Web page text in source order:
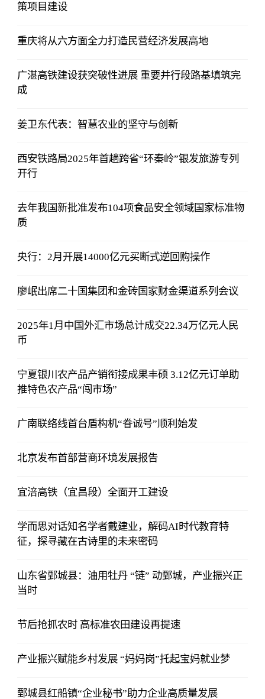
策项目建设
重庆将从六方面全力打造民营经济发展高地
广湛高铁建设获突破性进展 重要并行段路基填筑完
成
姜卫东代表：智慧农业的坚守与创新
西安铁路局2025年首趟跨省“环秦岭”银发旅游专列
开行
去年我国新批准发布104项食品安全领域国家标准物
质
央行：2月开展14000亿元买断式逆回购操作
廖岷出席二十国集团和金砖国家财金渠道系列会议
2025年1月中国外汇市场总计成交22.34万亿元人民
币
宁夏银川农产品产销衔接成果丰硕 3.12亿元订单助
推特色农产品“闯市场”
广南联络线首台盾构机“眷诚号”顺利始发
北京发布首部营商环境发展报告
宜涪高铁（宜昌段）全面开工建设
学而思对话知名学者戴建业，解码AI时代教育特
征，探寻藏在古诗里的未来密码
山东省鄄城县：油用牡丹 “链” 动鄄城，产业振兴正
当时
节后抢抓农时 高标准农田建设再提速
产业振兴赋能乡村发展 “妈妈岗”托起宝妈就业梦
鄄城县红船镇“企业秘书”助力企业高质量发展